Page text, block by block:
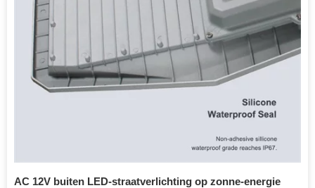
AC 12V buiten LED-straatverlichting op zonne-energie